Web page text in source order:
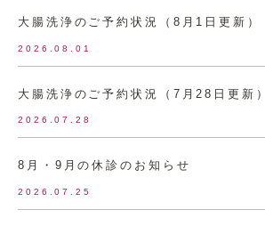
大腸洗浄のご予約状況（8月1日更新）
2026.08.01
大腸洗浄のご予約状況（7月28日更新）
2026.07.28
8月・9月の休診のお知らせ
2026.07.25